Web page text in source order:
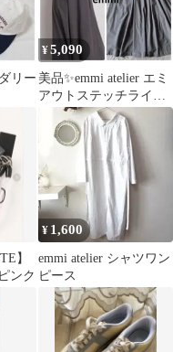
リー
¥5,090
美品✨emmi atelier エミ
アウトステッチライン
カットワンピース M
】
ンク
¥ 1,600
emmi atelier シャツワン
ピース